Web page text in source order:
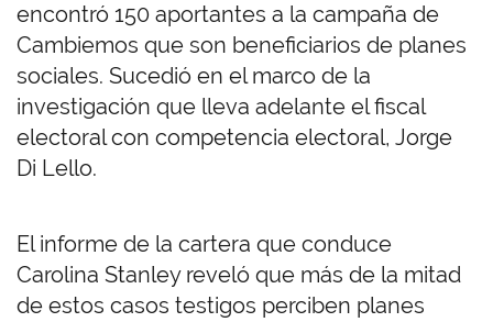
encontró 150 aportantes a la campaña de
Cambiemos que son beneficiarios de planes
sociales. Sucedió en el marco de la
investigación que lleva adelante el fiscal
electoral con competencia electoral, Jorge
Di Lello.
El informe de la cartera que conduce
Carolina Stanley reveló que más de la mitad
de estos casos testigos perciben planes